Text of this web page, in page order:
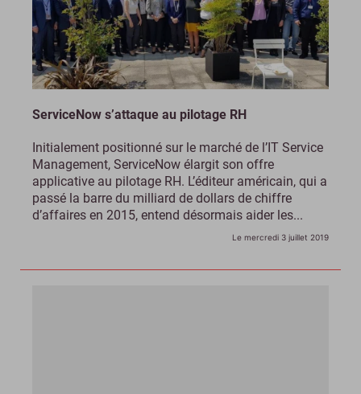
ServiceNow s’attaque au pilotage RH
Initialement positionné sur le marché de l’IT Service
Management, ServiceNow élargit son offre
applicative au pilotage RH. L’éditeur américain, qui a
passé la barre du milliard de dollars de chiffre
d’affaires en 2015, entend désormais aider les...
Le mercredi 3 juillet 2019